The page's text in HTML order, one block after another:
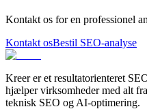
Kontakt os for en professionel
Kontakt osBestil SEO-analyse
Kreer er et resultatorienteret
hjælper virksomheder med alt
teknisk SEO og AI-optimering.